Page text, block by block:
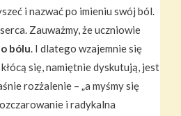
i nazwać po imieniu swój ból.
Zauważmy, że uczniowie
bólu. I dlatego wzajemnie się
się, namiętnie dyskutują, jest
rozżalenie – „a myśmy się
i radykalna